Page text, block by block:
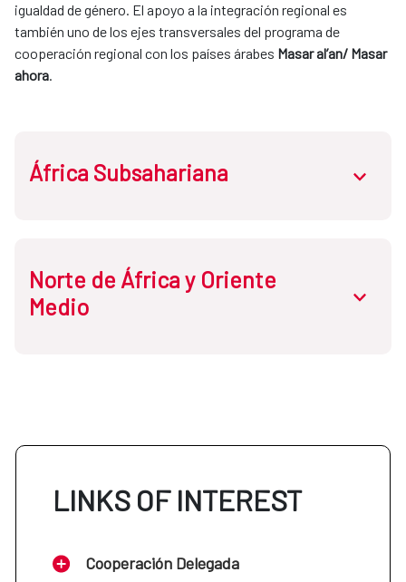
igualdad de género. El apoyo a la integración regional es
también uno de los ejes transversales del programa de
cooperación regional con los países árabes Masar al’an/ Masar
ahora.
África Subsahariana
Cabo Verde
Norte de África y Oriente
Medio
LINKS OF INTEREST
Cooperación Delegada